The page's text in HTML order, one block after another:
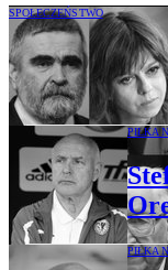
SPOŁECZEŃSTWO
Wszystkich
którzy
PIŁKA
PIŁKA